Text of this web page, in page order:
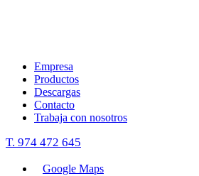
Empresa
Productos
Descargas
Contacto
Trabaja con nosotros
T. 974 472 645
Google Maps